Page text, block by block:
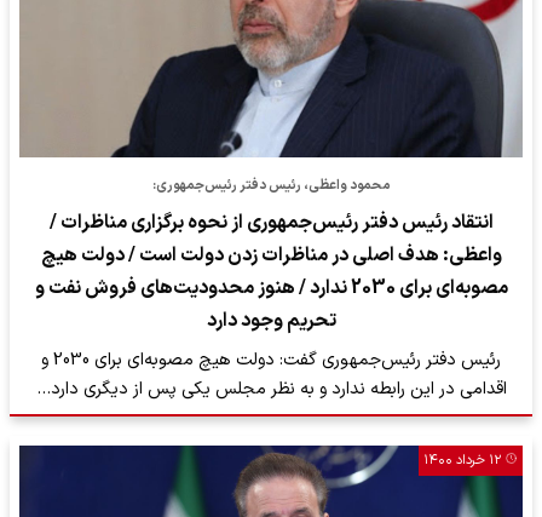
محمود واعظی، رئیس دفتر رئیس‌جمهوری:
انتقاد رئیس‌ دفتر رئیس‌‌جمهوری از نحوه برگزاری مناظرات /
واعظی: هدف اصلی در مناظرات زدن دولت است / دولت هیچ
مصوبه‌ای برای 2030 ندارد / هنوز محدودیت‌های فروش نفت و
تحریم وجود دارد
رئیس دفتر رئیس‌جمهوری گفت: دولت هیچ مصوبه‌ای برای 2030 و
اقدامی در این رابطه ندارد و به نظر مجلس یکی پس از دیگری دارد…
۱۲ خرداد ۱۴۰۰